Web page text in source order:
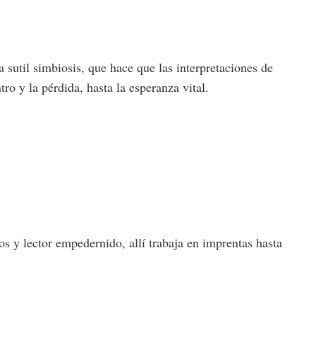
sutil simbiosis, que hace que las interpretaciones de
y la pérdida, hasta la esperanza vital.
y lector empedernido, allí trabaja en imprentas hasta